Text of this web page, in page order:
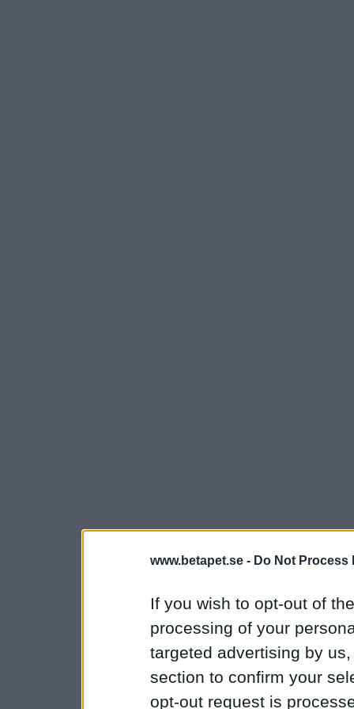
www.betapet.se - Do Not Process
If you wish to opt-out of
processing of your
targeted advertising by
section to confirm your
opt-out request is